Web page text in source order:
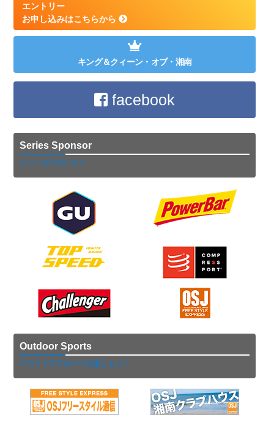
エントリー
お申し込みはこちらから
キング＆クィーン・オブ・湘南
facebook
Series Sponsor
シリーズスポンサー
Outdoor Sports
アウトドアスポーツを楽しもう！